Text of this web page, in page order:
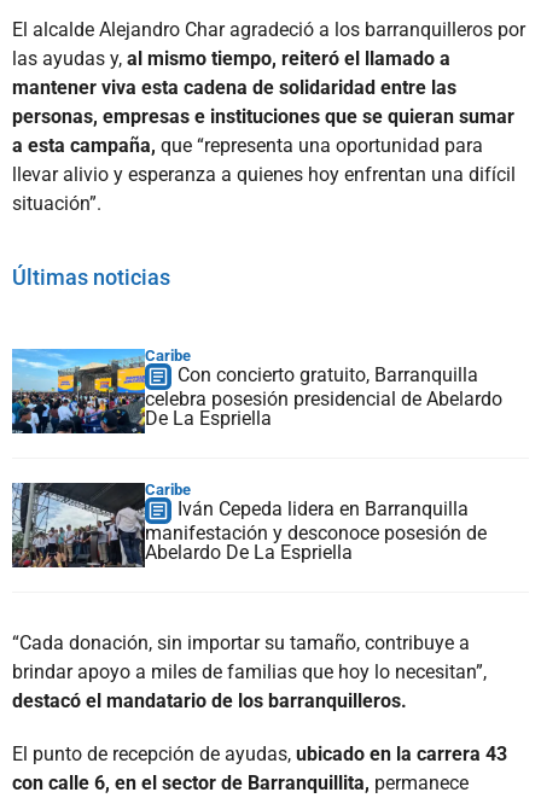
El alcalde Alejandro Char agradeció a los barranquilleros por
las ayudas y, al mismo tiempo, reiteró el llamado a
mantener viva esta cadena de solidaridad entre las
personas, empresas e instituciones que se quieran sumar
a esta campaña, que “representa una oportunidad para
llevar alivio y esperanza a quienes hoy enfrentan una difícil
situación”.
Últimas noticias
Caribe
Con concierto gratuito, Barranquilla
celebra posesión presidencial de Abelardo
De La Espriella
Caribe
Iván Cepeda lidera en Barranquilla
manifestación y desconoce posesión de
Abelardo De La Espriella
“Cada donación, sin importar su tamaño, contribuye a
brindar apoyo a miles de familias que hoy lo necesitan”,
destacó el mandatario de los barranquilleros.
El punto de recepción de ayudas, ubicado en la carrera 43
con calle 6, en el sector de Barranquillita, permanece